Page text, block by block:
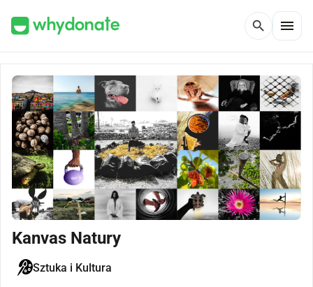
search menu
Kanvas Natury
Sztuka i Kultura